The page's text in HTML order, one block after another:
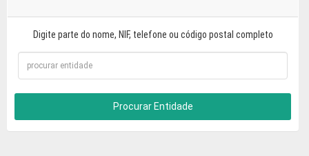
Digite parte do nome, NIF, telefone ou código postal completo
Procurar Entidade